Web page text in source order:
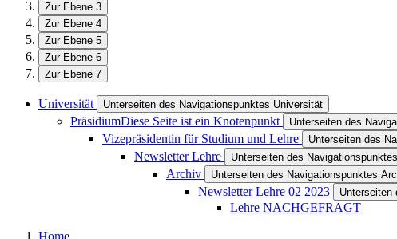
Zur Ebene 3
Zur Ebene 4
Zur Ebene 5
Zur Ebene 6
Zur Ebene 7
Universität Unterseiten des Navigationspunktes Universität
PräsidiumDiese Seite ist ein Knotenpunkt Unterseiten des
Vizepräsidentin für Studium und Lehre Unterseiten des
Newsletter Lehre Unterseiten des
Archiv Unterseiten des Navigationspunktes
Newsletter Lehre 02 2023 Unterseiten
Lehre NACHGEFRAGT
Home